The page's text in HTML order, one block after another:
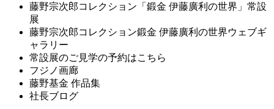
藤野宗次郎コレクション「鍛金 伊藤廣利の世界」常設
展
藤野宗次郎コレクション鍛金 伊藤廣利の世界ウェブギ
ャラリー
常設展のご見学の予約はこちら
フジノ画廊
藤野基金 作品集
社長ブログ